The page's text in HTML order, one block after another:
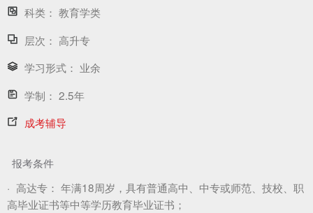
科类： 教育学类
层次： 高升专
学习形式： 业余
学制： 2.5年
成考辅导
报考条件
· 高达专： 年满18周岁，具有普通高中、中专或师范、技校、职
高毕业证书等中等学历教育毕业证书；